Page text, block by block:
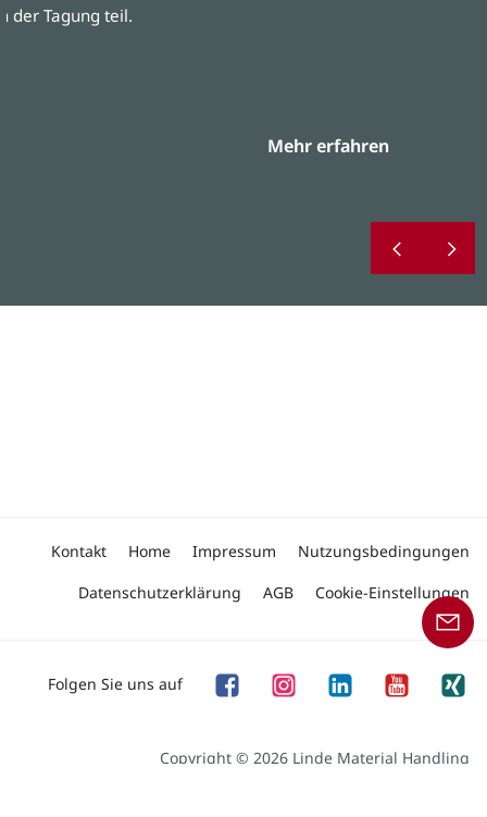
der Tagung teil.
Mehr erfahren
Kontakt Home Impressum
Nutzungsbedingungen
Datenschutzerklärung
AGB Cookie-Einstellungen
Folgen Sie uns auf
Copyright © 2026 Linde Material Handling